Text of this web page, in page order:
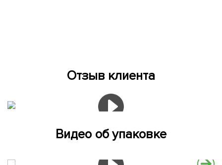
Отзыв клиента
Видео об упаковке